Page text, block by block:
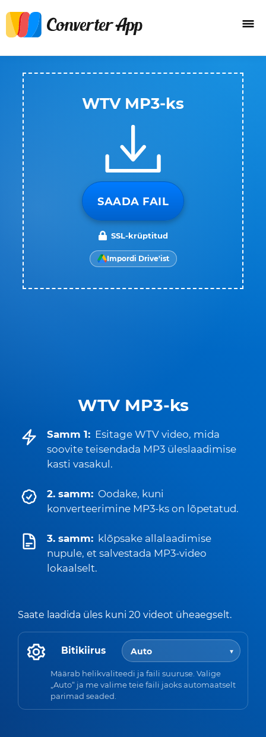
WTV MP3-ks
Samm 1: Esitage WTV video, mida
soovite teisendada MP3 üleslaadimise
kasti vasakul.
2. samm: Oodake, kuni
konverteerimine MP3-ks on lõpetatud.
3. samm: klõpsake allalaadimise
nupule, et salvestada MP3-video
lokaalselt.
Saate laadida üles kuni 20 videot üheaegselt.
Bitikiirus
Määrab helikvaliteedi ja faili suuruse. Valige
„Auto“ ja me valime teie faili jaoks automaatselt
parimad seaded.
WTV MP3-ks
SAADA FAIL
SSL-krüptitud
Impordi Drive'ist